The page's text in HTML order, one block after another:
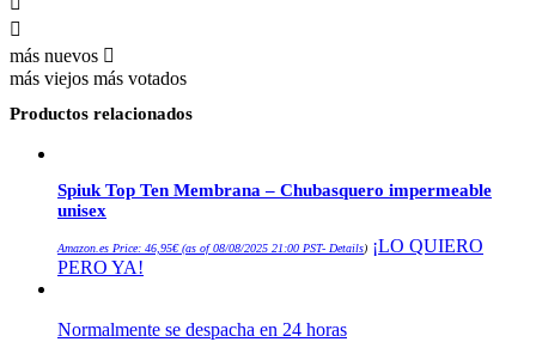
más nuevos
más viejos más votados
Productos relacionados
Spiuk Top Ten Membrana – Chubasquero impermeable
unisex
Amazon.es Price: 46,95€(as of 08/08/2025 21:00 PST- Details) ¡LO QUIERO
PERO YA!
Normalmente se despacha en 24 horas